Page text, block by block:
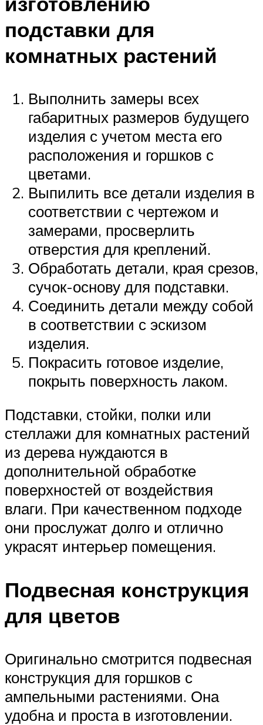
подставки для
комнатных растений
Выполнить замеры всех
габаритных размеров будущего
изделия с учетом места его
расположения и горшков с
цветами.
Выпилить все детали изделия в
соответствии с чертежом и
замерами, просверлить
отверстия для креплений.
Обработать детали, края срезов,
сучок-основу для подставки.
Соединить детали между собой
в соответствии с эскизом
изделия.
Покрасить готовое изделие,
покрыть поверхность лаком.
Подставки, стойки, полки или
стеллажи для комнатных растений
из дерева нуждаются в
дополнительной обработке
поверхностей от воздействия
влаги. При качественном подходе
они прослужат долго и отлично
украсят интерьер помещения.
Подвесная конструкция
для цветов
Оригинально смотрится подвесная
конструкция для горшков с
ампельными растениями. Она
удобна и проста в изготовлении.